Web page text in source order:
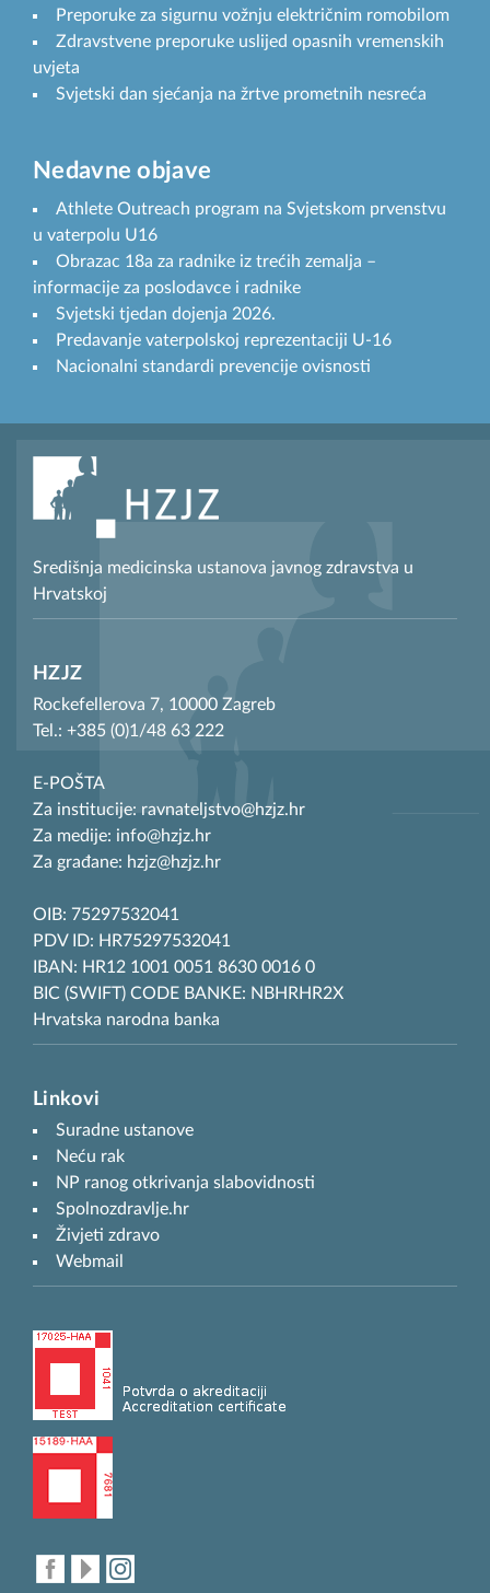
Preporuke za sigurnu vožnju električnim romobilom
Zdravstvene preporuke uslijed opasnih vremenskih
uvjeta
Svjetski dan sjećanja na žrtve prometnih nesreća
Nedavne objave
Athlete Outreach program na Svjetskom prvenstvu
u vaterpolu U16
Obrazac 18a za radnike iz trećih zemalja –
informacije za poslodavce i radnike
Svjetski tjedan dojenja 2026.
Predavanje vaterpolskoj reprezentaciji U-16
Nacionalni standardi prevencije ovisnosti
Središnja medicinska ustanova javnog zdravstva u
Hrvatskoj
HZJZ
Rockefellerova 7, 10000 Zagreb
Tel.: +385 (0)1/48 63 222
E-POŠTA
Za institucije: ravnateljstvo@hzjz.hr
Za medije: info@hzjz.hr
Za građane: hzjz@hzjz.hr
OIB: 75297532041
PDV ID: HR75297532041
IBAN: HR12 1001 0051 8630 0016 0
BIC (SWIFT) CODE BANKE: NBHRHR2X
Hrvatska narodna banka
Linkovi
Suradne ustanove
Neću rak
NP ranog otkrivanja slabovidnosti
Spolnozdravlje.hr
Živjeti zdravo
Webmail